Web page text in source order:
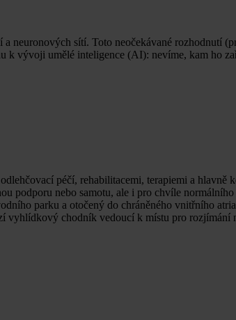
sítí. Toto neočekávané rozhodnutí
k vývoji umělé inteligence (AI): nevíme, kam ho
péčí, rehabilitacemi, terapiemi a hlavně
podporu nebo samotu, ale i pro chvíle normálního
parku a otočený do chráněného vnitřního
vyhlídkový chodník vedoucí k místu pro rozjímání